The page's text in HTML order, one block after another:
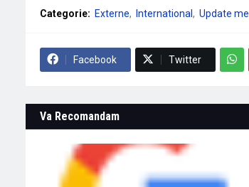
Categorie: Externe International Update me
Facebook Twitter
Va Recomandam